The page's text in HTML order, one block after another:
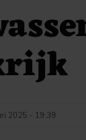
2025 - 19:39